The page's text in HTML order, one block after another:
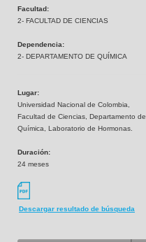
Facultad:
2- FACULTAD DE CIENCIAS
Dependencia:
2- DEPARTAMENTO DE QUÍMICA
Lugar:
Universidad Nacional de Colombia,
Facultad de Ciencias, Departamento de
Química, Laboratorio de Hormonas.
Duración:
24 meses
Descargar resultado de búsqueda